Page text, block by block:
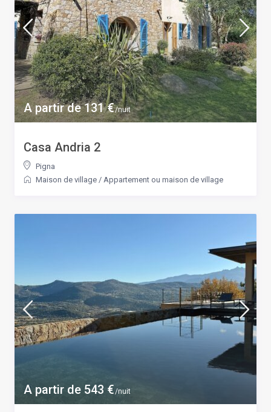
A partir de 131 €/nuit
Casa Andria 2
Pigna
Maison de village / Appartement ou maison de village
A partir de 543 €/nuit